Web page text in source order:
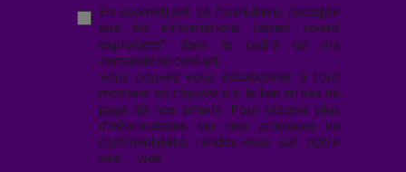
En soumettant ce formulaire, j’accepte
que les informations saisies soient
exploitées* dans le cadre de ma
demande de contact.
Vous pouvez vous désabonner à tout
moment en cliquant sur le lien en bas de
page de nos emails. Pour obtenir plus
d'informations sur nos pratiques de
confidentialité, rendez-vous sur notre
site web